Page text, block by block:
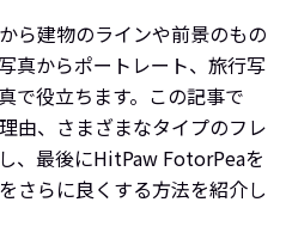
ら建物のラインや前景のもの
真からポートレート、旅行写
で役立ちます。この記事で
由、さまざまなタイプのフレ
、最後にHitPaw FotorPeaを
さらに良くする方法を紹介し